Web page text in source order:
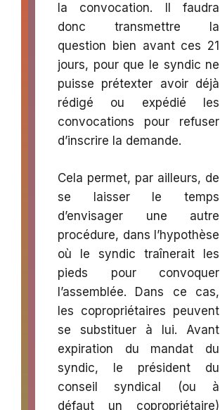
la convocation. Il faudra
donc transmettre la
question bien avant ces 21
jours, pour que le syndic ne
puisse prétexter avoir déjà
rédigé ou expédié les
convocations pour refuser
d’inscrire la demande.
Cela permet, par ailleurs, de
se laisser le temps
d’envisager une autre
procédure, dans l’hypothèse
où le syndic traînerait les
pieds pour convoquer
l’assemblée. Dans ce cas,
les copropriétaires peuvent
se substituer à lui. Avant
expiration du mandat du
syndic, le président du
conseil syndical (ou à
défaut un copropriétaire)